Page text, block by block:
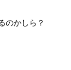
のかしら？